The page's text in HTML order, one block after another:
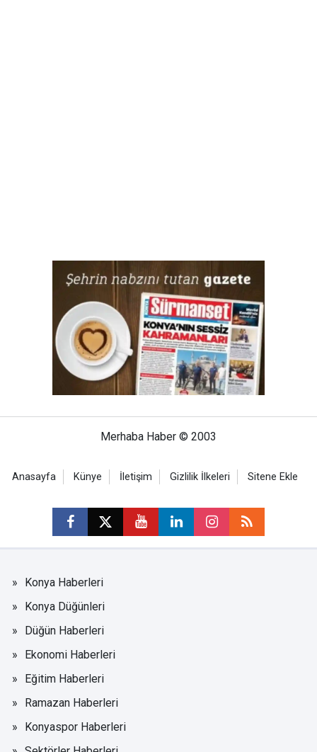
Merhaba Haber © 2003
Anasayfa Künye İletişim Gizlilik İlkeleri Sitene Ekle
Konya Haberleri
Konya Düğünleri
Düğün Haberleri
Ekonomi Haberleri
Eğitim Haberleri
Ramazan Haberleri
Konyaspor Haberleri